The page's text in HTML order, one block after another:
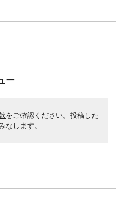
ー
をご確認ください。投稿した
なします。